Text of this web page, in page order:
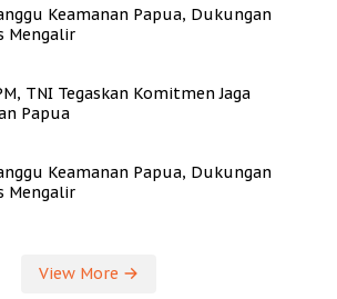
Keamanan Papua, Dukungan
Mengalir
TNI Tegaskan Komitmen Jaga
Papua
Keamanan Papua, Dukungan
Mengalir
View More